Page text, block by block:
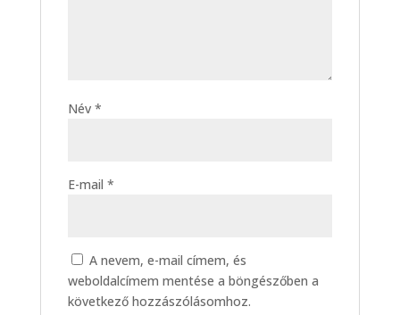
Név *
E-mail *
A nevem, e-mail címem, és
weboldalcímem mentése a böngészőben a
következő hozzászólásomhoz.